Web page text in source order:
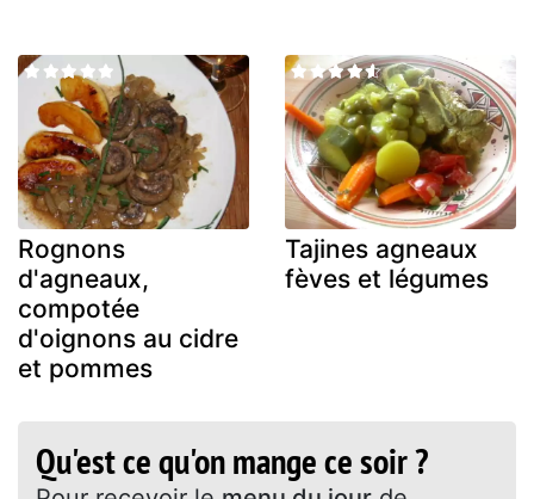
Rognons
d'agneaux,
compotée
d'oignons au cidre
et pommes
Tajines agneaux
fèves et légumes
Qu'est ce qu'on mange ce soir ?